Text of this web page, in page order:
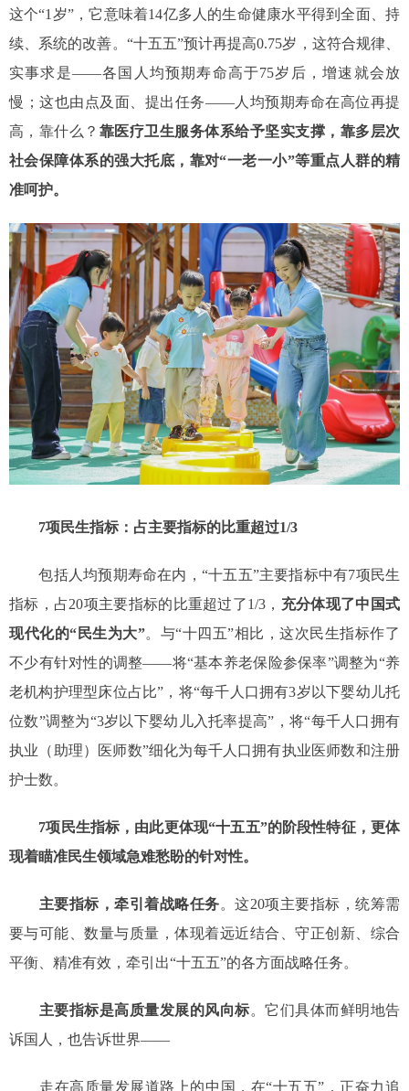
这个“1岁”，它意味着14亿多人的生命健康水平得到全面、持
续、系统的改善。“十五五”预计再提高0.75岁，这符合规律、
实事求是——各国人均预期寿命高于75岁后，增速就会放
慢；这也由点及面、提出任务——人均预期寿命在高位再提
高，靠什么？ 靠医疗卫生服务体系给予坚实支撑，靠多层次
社会保障体系的强大托底，靠对“一老一小”等重点人群的精
准呵护。
7项民生指标：占主要指标的比重超过1/3
包括人均预期寿命在内，“十五五”主要指标中有7项民生
指标，占20项主要指标的比重超过了1/3， 充分体现了中国式
现代化的“民生为大”。与“十四五”相比，这次民生指标作了
不少有针对性的调整——将“基本养老保险参保率”调整为“养
老机构护理型床位占比”，将“每千人口拥有3岁以下婴幼儿托
位数”调整为“3岁以下婴幼儿入托率提高”，将“每千人口拥有
执业（助理）医师数”细化为每千人口拥有执业医师数和注册
护士数。
7项民生指标，由此更体现“十五五”的阶段性特征，更体
现着瞄准民生领域急难愁盼的针对性。
主要指标，牵引着战略任务。这20项主要指标，统筹需
要与可能、数量与质量，体现着远近结合、守正创新、综合
平衡、精准有效，牵引出“十五五”的各方面战略任务。
主要指标是高质量发展的风向标。它们具体而鲜明地告
诉国人，也告诉世界——
走在高质量发展道路上的中国，在“十五五”，正奋力追